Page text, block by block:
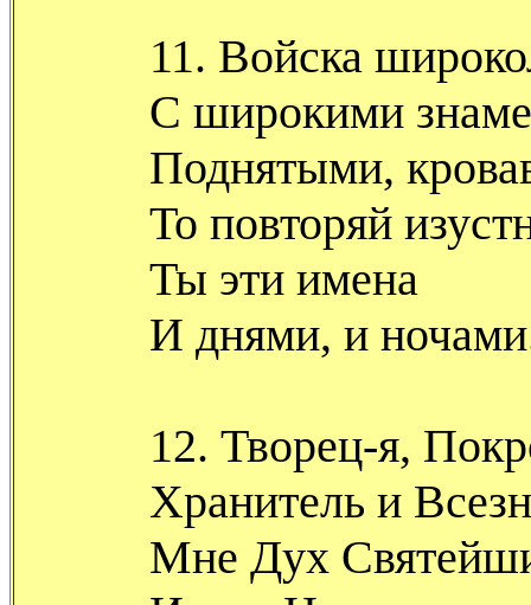
11. Войска
С широкими
Поднятыми,
То повторяй
Ты эти имена
И днями, и
12. Творец-я,
Хранитель и
Мне Дух